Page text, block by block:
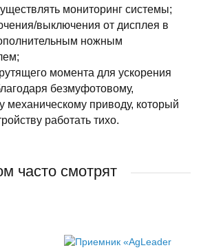
мониторинг системы;
выключения от дисплея в
ножным
момента для ускорения
безмуфотовому,
механическому приводу, который
работать тихо.
часто смотрят